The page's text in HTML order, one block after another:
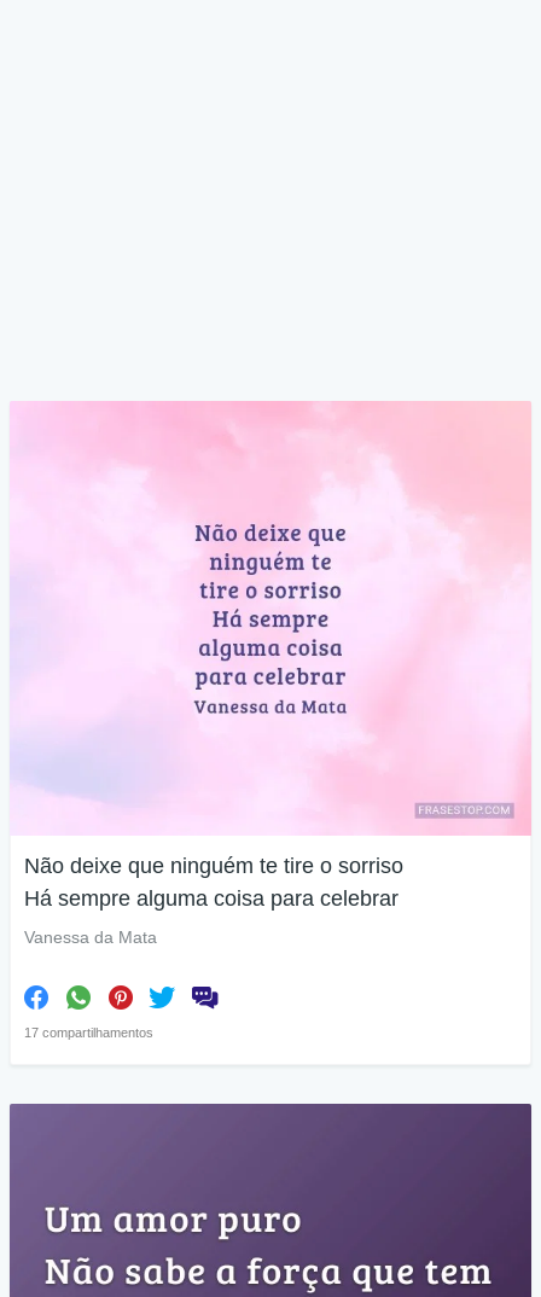
Não deixe que ninguém te tire o sorriso
Há sempre alguma coisa para celebrar
Vanessa da Mata
17 compartilhamentos